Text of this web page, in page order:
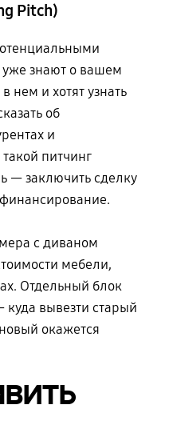
Pitch)
знают о вашем
нем и хотят узнать
об
и
питчинг
— заключить сделку
с диваном
мебели,
Отдельный блок
вывезти старый
окажется